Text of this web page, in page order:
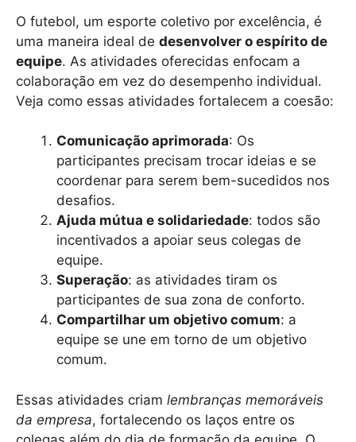
O futebol, um esporte coletivo por excelência, é
uma maneira ideal de desenvolver o espírito de
equipe. As atividades oferecidas enfocam a
colaboração em vez do desempenho individual.
Veja como essas atividades fortalecem a coesão:
Comunicação aprimorada: Os
participantes precisam trocar ideias e se
coordenar para serem bem-sucedidos nos
desafios.
Ajuda mútua e solidariedade: todos são
incentivados a apoiar seus colegas de
equipe.
Superação: as atividades tiram os
participantes de sua zona de conforto.
Compartilhar um objetivo comum: a
equipe se une em torno de um objetivo
comum.
Essas atividades criam lembranças memoráveis
da empresa, fortalecendo os laços entre os